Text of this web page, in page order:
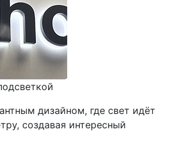
дизайном, где свет идёт
создавая интересный